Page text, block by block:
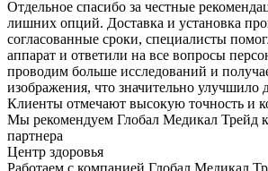
Отдельное спасибо за честные
лишних опций. Доставка и установка
согласованные сроки, специалисты
аппарат и ответили на все вопросы
проводим больше исследований и
изображения, что значительно улучшило
Клиенты отмечают высокую точность и
Мы рекомендуем Глобал Медикал Трейд
партнера
Центр здоровья